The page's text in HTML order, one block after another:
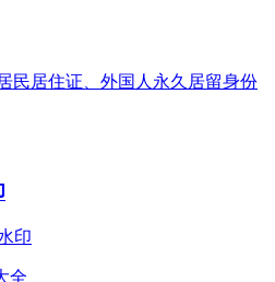
民居住证、外国人永久居留身份
印